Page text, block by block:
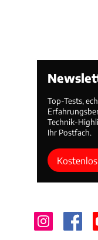
Top-Tests,
Technik-
Ihr Postfach.